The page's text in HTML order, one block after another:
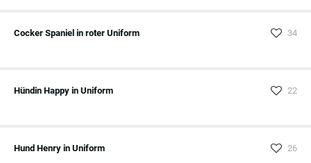
Cocker Spaniel in roter Uniform 34
Hündin Happy in Uniform 22
Hund Henry in Uniform 26